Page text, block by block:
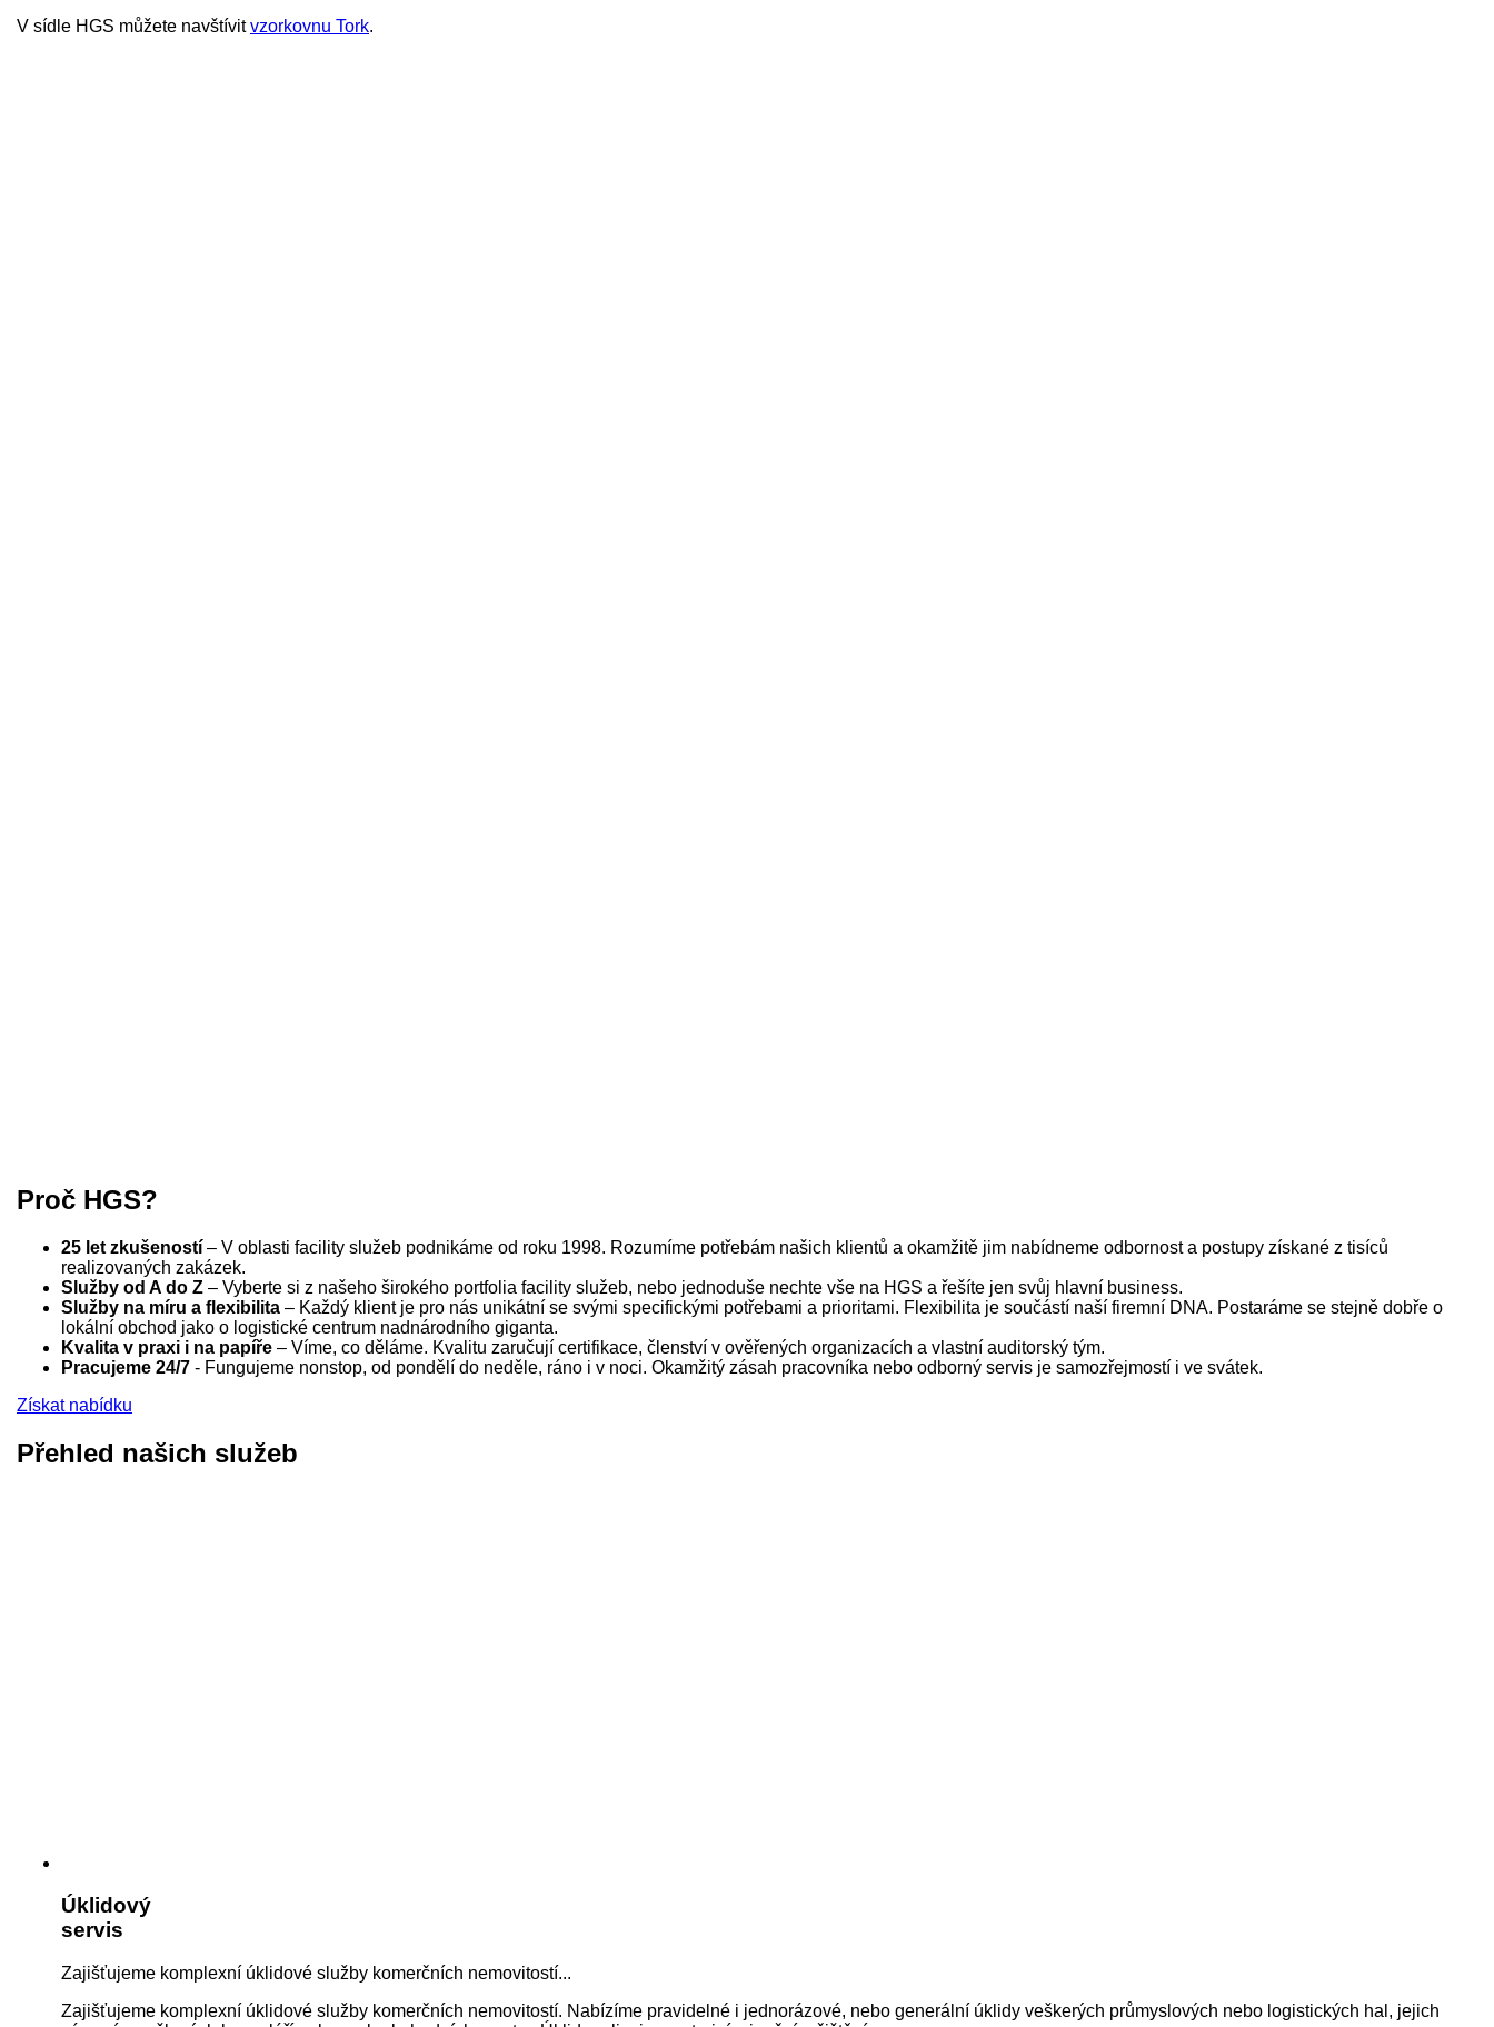
V sídle HGS můžete navštívitvzorkovnu Tork.
Proč HGS?
25 let zkušeností – V oblasti facility služeb podnikáme od roku 1998. Rozumíme potřebám našich klientů a okamžitě jim nabídneme odbornost a postupy získané z tisíců
realizovaných zakázek.
Služby od A do Z – Vyberte si z našeho širokého portfolia facility služeb, nebo jednoduše nechte vše na HGS a řešíte jen svůj hlavní business.
Služby na míru a flexibilita – Každý klient je pro nás unikátní se svými specifickými potřebami a prioritami. Flexibilita je součástí naší firemní DNA. Postaráme se stejně dobře o
lokální obchod jako o logistické centrum nadnárodního giganta.
Kvalita v praxi i na papíře – Víme, co děláme. Kvalitu zaručují certifikace, členství v ověřených organizacích a vlastní auditorský tým.
Pracujeme 24/7 - Fungujeme nonstop, od pondělí do neděle, ráno i v noci. Okamžitý zásah pracovníka nebo odborný servis je samozřejmostí i ve svátek.
Získat nabídku
Přehled našich služeb
Úklidový
servis
Zajišťujeme komplexní úklidové služby komerčních nemovitostí...
Zajišťujeme komplexní úklidové služby komerčních nemovitostí. Nabízíme pravidelné i jednorázové, nebo generální úklidy veškerých průmyslových nebo logistických hal, jejich